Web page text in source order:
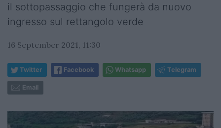
il sottopassaggio che fungerà da nuovo
ingresso sul rettangolo verde
16 September 2021, 11:30
Twitter Facebook Whatsapp Telegram
Email